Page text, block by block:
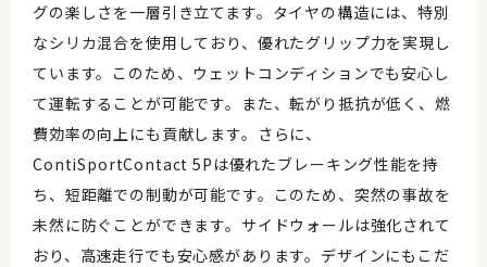
グの楽しさを一層引き立てます。タイヤの構造には、特別
なシリカ混合を使用しており、優れたグリップ力を実現し
ています。このため、ウェットコンディションでも安心し
て運転することが可能です。また、転がり抵抗が低く、燃
費効率の向上にも貢献します。さらに、
ContiSportContact 5Pは優れたブレーキング性能を持
ち、短距離での制動が可能です。このため、突然の事故を
未然に防ぐことができます。サイドウォールは強化されて
おり、高速走行でも安心感があります。デザインにもこだ